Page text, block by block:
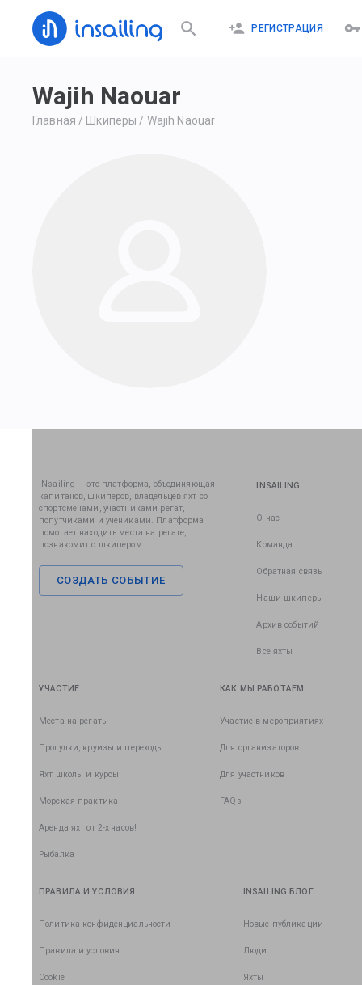
РЕГИСТРАЦИЯ
Wajih Naouar
Главная / Шкиперы / Wajih Naouar
iNsailing – это платформа, объединяющая
капитанов, шкиперов, владельцев яхт со
спортсменами, участниками регат,
попутчиками и учениками. Платформа
помогает находить места на регате,
познакомит с шкипером.
СОЗДАТЬ СОБЫТИЕ
INSAILING
О нас
Команда
Обратная связь
Наши шкиперы
Архив событий
Все яхты
УЧАСТИЕ
Места на регаты
Прогулки, круизы и переходы
Яхт школы и курсы
Морская практика
Аренда яхт от 2-х часов!
Рыбалка
КАК МЫ РАБОТАЕМ
Участие в мероприятиях
Для организаторов
Для участников
FAQs
ПРАВИЛА И УСЛОВИЯ
Политика конфиденциальности
Правила и условия
Cookie
INSAILING БЛОГ
Новые публикации
Люди
Яхты